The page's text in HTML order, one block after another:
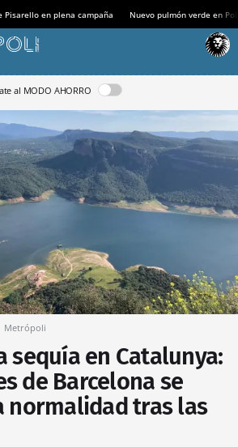
Pisarello en plena campaña Nuevo pulmón verde en
al MODO AHORRO
Metrópoli
sequía en Catalunya:
de Barcelona se
normalidad tras las